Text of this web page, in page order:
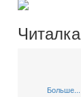
Читалка
Больше...